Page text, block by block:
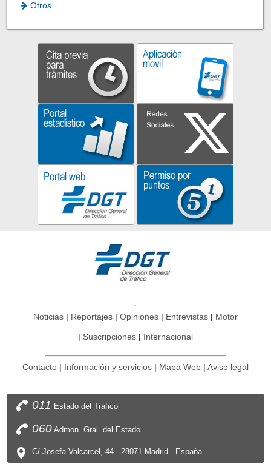
Otros
Noticias Reportajes Opiniones Entrevistas Motor
Suscripciones Internacional
Contacto Información y servicios Mapa Web Aviso legal
011 Estado del Tráfico
060Admon. Gral. del Estado
C/ Josefa Valcarcel, 44 - 28071 Madrid - España